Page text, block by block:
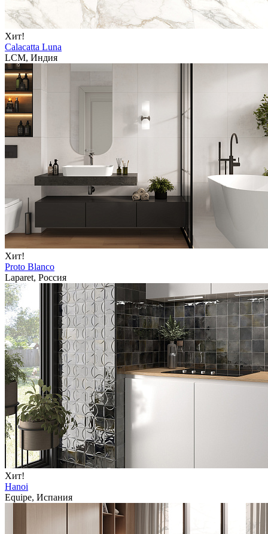
Хит!
Calacatta Luna
LCM, Индия
Хит!
Proto Blanco
Laparet, Россия
Хит!
Hanoi
Equipe, Испания